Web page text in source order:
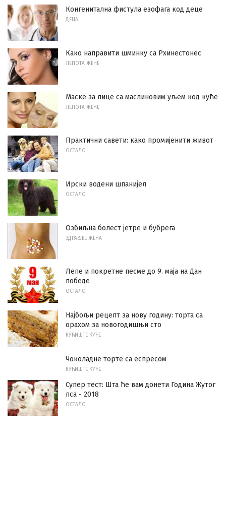
Конгенитална фистула езофага код деце
ДЕЦА
Како направити шминку са Рхинестонес
ЛЕПОТА ЖЕНЕ
Маске за лице са маслиновим уљем код куће
ЛЕПОТА ЖЕНЕ
Практични савети: како промијенити живот
ОСТАЛО
Ирски водени шпанијел
ОСТАЛО
Озбиљна болест јетре и бубрега
ЗДРАВЉЕ ЖЕНА
Лепе и покретне песме до 9. маја на Дан
победе
ОСТАЛО
Најбољи рецепт за нову годину: торта са
орахом за новогодишњи сто
КУЋИШТЕ КУЋЕ
Чоколадне торте са еспресом
КУЋИШТЕ КУЋЕ
Супер тест: Шта ће вам донети Година Жутог
пса - 2018
ОСТАЛО